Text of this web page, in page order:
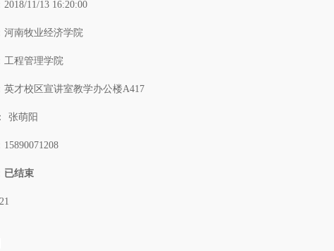
2018/11/13 16:20:00
河南牧业经济学院
工程管理学院
英才校区宣讲室教学办公楼A417
张萌阳
15890071208
已结束